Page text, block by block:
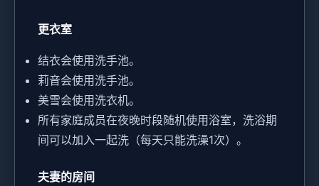
更衣室
结衣会使用洗手池。
莉音会使用洗手池。
美雪会使用洗衣机。
所有家庭成员在夜晚时段随机使用浴室，洗浴期
间可以加入一起洗（每天只能洗澡1次）。
夫妻的房间